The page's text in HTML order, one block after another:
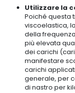
Utilizzare la
Poiché questa
viscoelastica,
della
più elevata
dei carichi
manifestare
carichi
generale, per
di nastro per